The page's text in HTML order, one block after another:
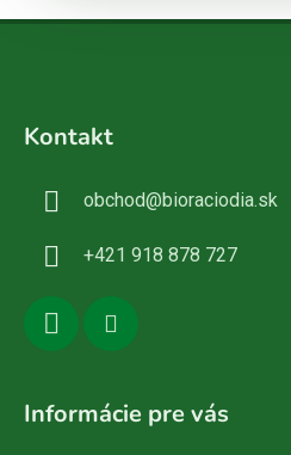
Kontakt
obchod@bioraciodia.sk
+421 918 878 727
Informácie pre vás